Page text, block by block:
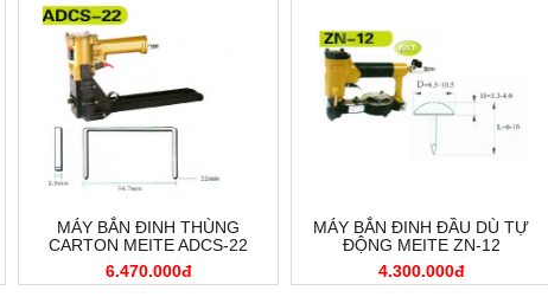
MÁY BẮN ĐINH THÙNG
CARTON MEITE ADCS-22
6.470.000đ
MÁY BẮN ĐINH ĐẦU DÙ TỰ
ĐỘNG MEITE ZN-12
4.300.000đ